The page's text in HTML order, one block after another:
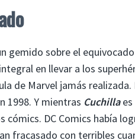
gemido sobre el equivocado
en llevar a los
de Marvel jamás realizada.
1998. Y mientras Cuchillaes
cómics. DC Comics había
fracasado con terribles